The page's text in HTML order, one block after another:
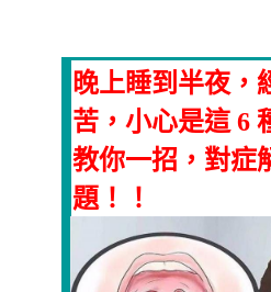
晚上睡到半夜，
苦，小心是這 6
教你一招，對症
題！！